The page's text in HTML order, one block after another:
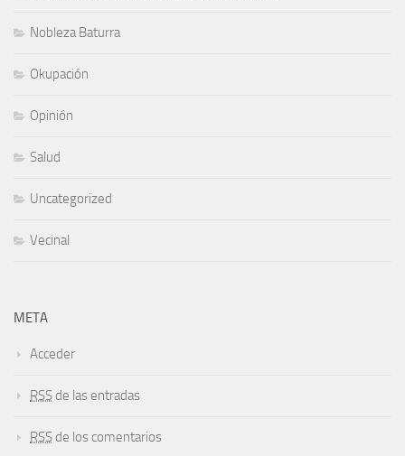
Nobleza Baturra
Okupación
Opinión
Salud
Uncategorized
Vecinal
META
Acceder
RSS de las entradas
RSS de los comentarios